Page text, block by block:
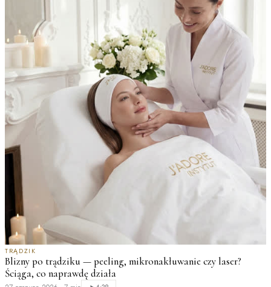
TRĄDZIK
Blizny po trądziku — peeling, mikronakłuwanie czy laser?
Ściąga, co naprawdę działa